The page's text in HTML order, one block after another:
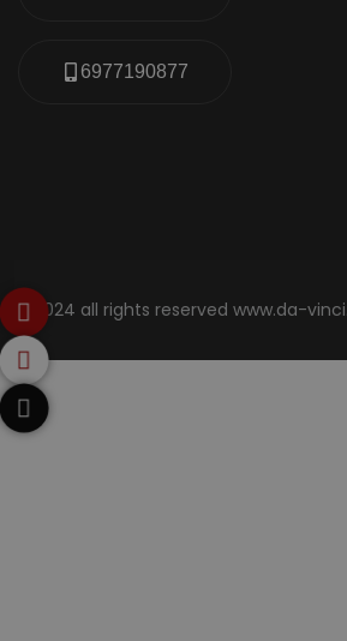
6977190877
© 2024 all rights reserved www.da-